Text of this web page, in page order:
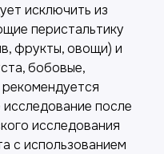
исключить из
перистальтику
фрукты, овощи) и
бобовые,
после
исследования
с использованием